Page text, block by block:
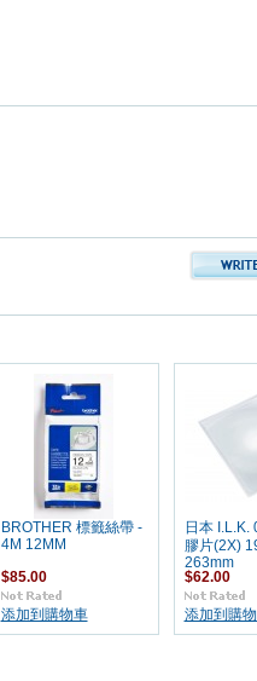
BROTHER 標籤絲帶 -
4M 12MM
$85.00
添加到購物車
日本 I.L.K.
膠片(2X)
263mm
$62.00
添加到購